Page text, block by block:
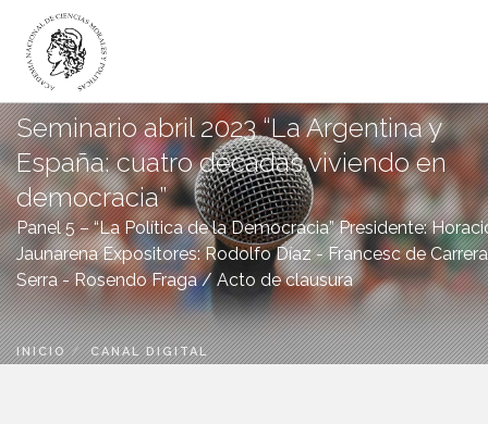
LA ACADEMIA
ACADÉMICOS
INSTITUTOS
DICTÁMENES
PUBLICACIONES
CANAL DIGITAL
BIBLIOTECA
Seminario abril 2023 “La Argentina y
España: cuatro décadas viviendo en
democracia”
Panel 5 – “La Política de la Democracia” Presidente:
Jaunarena Expositores: Rodolfo Díaz - Francesc de
Serra - Rosendo Fraga / Acto de clausura
INICIO CANAL DIGITAL